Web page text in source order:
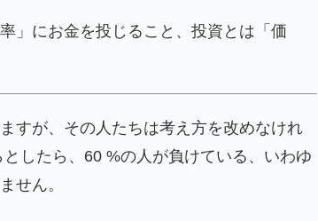
」にお金を投じること、投資とは「価
すが、その人たちは考え方を改めなけれ
したら、60 %の人が負けている、いわゆ
せん。